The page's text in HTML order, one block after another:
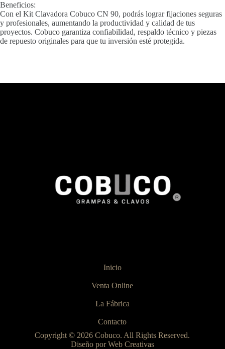
Beneficios:
Con el Kit Clavadora Cobuco CN 90, podrás lograr fijaciones seguras
y profesionales, aumentando la productividad y calidad de tus
proyectos. Cobuco garantiza confiabilidad, respaldo técnico y piezas
de repuesto originales para que tu inversión esté protegida.
Inicio
Venta Online
La Fábrica
Contacto
Copyright © 2026 Cobuco. All Rights Reserved.
Diseño por Web Creativas